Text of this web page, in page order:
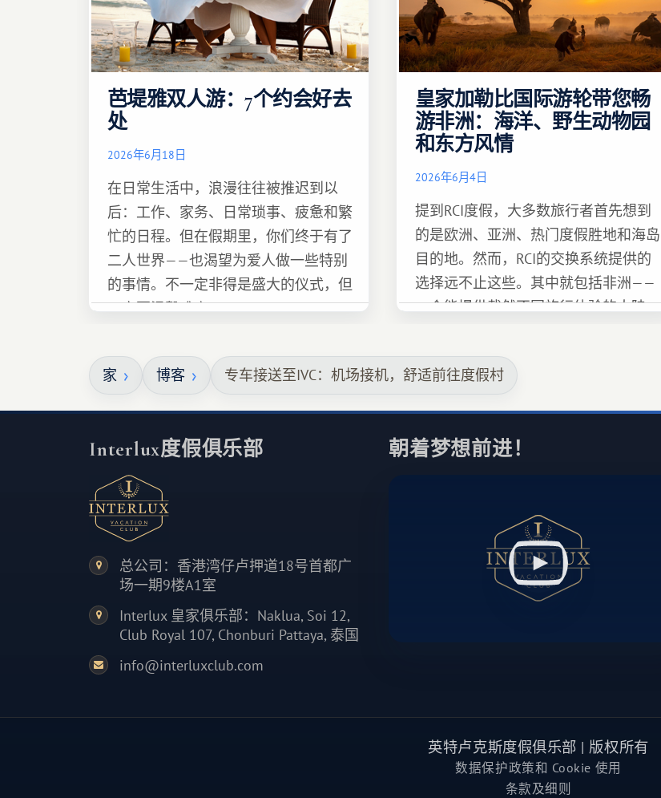
芭堤雅双人游：7个约会好去
处
2026年6月18日
在日常生活中，浪漫往往被推迟到以
后：工作、家务、日常琐事、疲惫和繁
忙的日程。但在假期里，你们终于有了
二人世界——也渴望为爱人做一些特别
的事情。不一定非得是盛大的仪式，但
一定要温馨难忘 :)
皇家加勒比国际游轮带您畅
游非洲：海洋、野生动物园
和东方风情
2026年6月4日
提到RCI度假，大多数旅行者首先想到
的是欧洲、亚洲、热门度假胜地和海岛
目的地。然而，RCI的交换系统提供的
选择远不止这些。其中就包括非洲——
一个能提供截然不同旅行体验的大陆。
家 博客 专车接送至IVC：机场接机，舒适前往度假村
Interlux度假俱乐部
总公司：香港湾仔卢押道18号首都广
场一期9楼A1室
Interlux 皇家俱乐部：Naklua, Soi 12,
Club Royal 107, Chonburi Pattaya, 泰国
info@interluxclub.com
朝着梦想前进！
英特卢克斯度假俱乐部 | 版权所有
数据保护政策和 Cookie 使用
条款及细则